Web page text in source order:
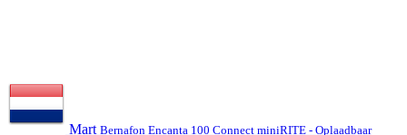
Mart Bernafon Encanta 100 Connect miniRITE - Oplaadbaar